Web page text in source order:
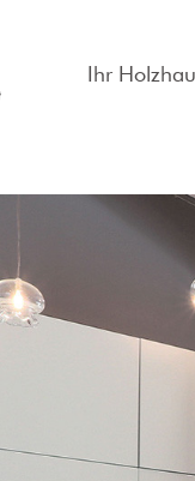
Ihr